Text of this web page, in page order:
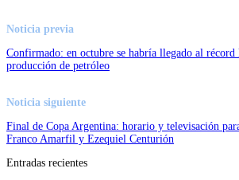
Noticia previa
Confirmado: en octubre se habría llegado al récord
producción de petróleo
Noticia siguiente
Final de Copa Argentina: horario y televisación
Franco Amarfil y Ezequiel Centurión
Entradas recientes